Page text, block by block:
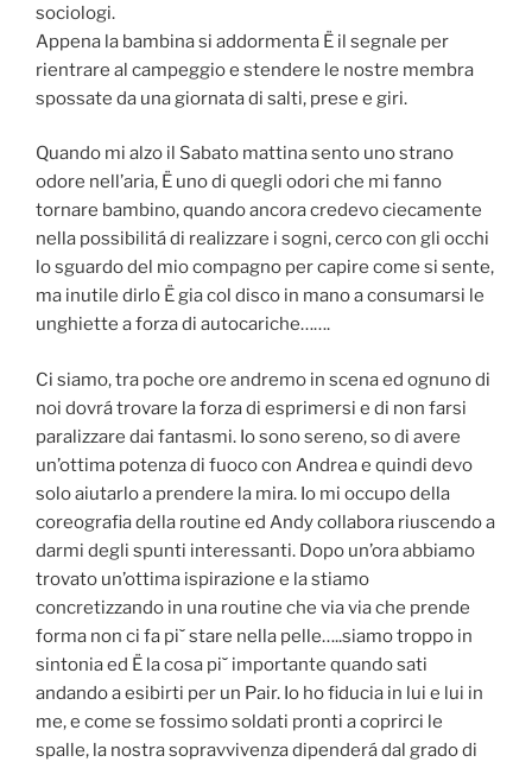
sociologi.
Appena la bambina si addormenta Ë il segnale per
rientrare al campeggio e stendere le nostre membra
spossate da una giornata di salti, prese e giri.
Quando mi alzo il Sabato mattina sento uno strano
odore nell’aria, Ë uno di quegli odori che mi fanno
tornare bambino, quando ancora credevo ciecamente
nella possibilitá di realizzare i sogni, cerco con gli occhi
lo sguardo del mio compagno per capire come si sente,
ma inutile dirlo Ë gia col disco in mano a consumarsi le
unghiette a forza di autocariche…….
Ci siamo, tra poche ore andremo in scena ed ognuno di
noi dovrá trovare la forza di esprimersi e di non farsi
paralizzare dai fantasmi. Io sono sereno, so di avere
un’ottima potenza di fuoco con Andrea e quindi devo
solo aiutarlo a prendere la mira. Io mi occupo della
coreografia della routine ed Andy collabora riuscendo a
darmi degli spunti interessanti. Dopo un’ora abbiamo
trovato un’ottima ispirazione e la stiamo
concretizzando in una routine che via via che prende
forma non ci fa pi˘ stare nella pelle…..siamo troppo in
sintonia ed Ë la cosa pi˘ importante quando sati
andando a esibirti per un Pair. Io ho fiducia in lui e lui in
me, e come se fossimo soldati pronti a coprirci le
spalle, la nostra sopravvivenza dipenderá dal grado di